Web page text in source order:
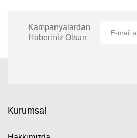
Kampanyalardan
Haberiniz Olsun
Kurumsal